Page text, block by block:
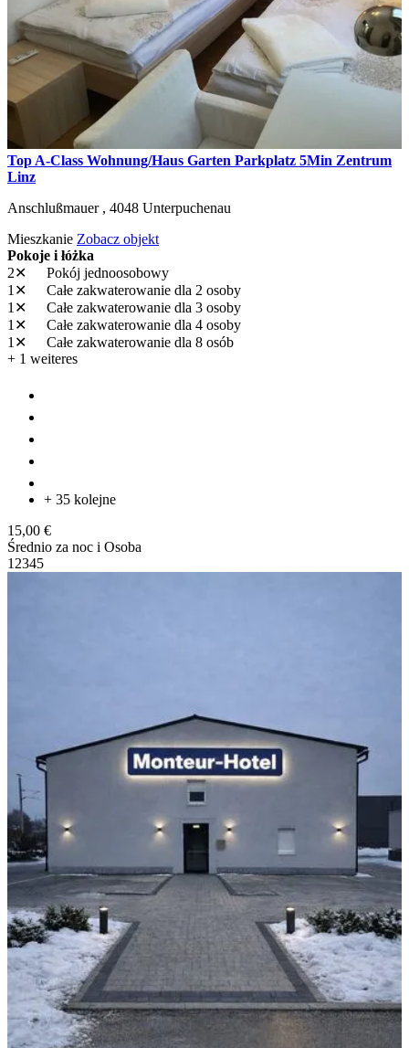
Top A-Class Wohnung/Haus Garten Parkplatz 5Min Zentrum
Linz
Anschlußmauer , 4048 Unterpuchenau
Mieszkanie Zobacz objekt
Pokoje i łóżka
2✕
Pokój jednoosobowy
1✕
Całe zakwaterowanie dla 2 osoby
1✕
Całe zakwaterowanie dla 3 osoby
1✕
Całe zakwaterowanie dla 4 osoby
1✕
Całe zakwaterowanie dla 8 osób
+ 1 weiteres
+ 35 kolejne
15,00 €
Średnio za noc i Osoba
1 2345